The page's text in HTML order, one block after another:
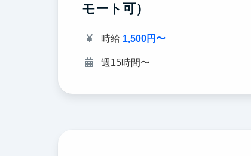
モート可）
時給 1,500円〜
週15時間〜